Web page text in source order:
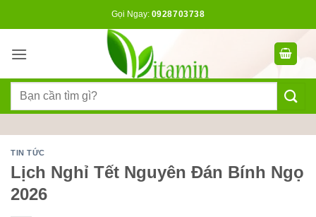
dung
Gọi Ngay: 0928703738
Tìm
TIN TỨC
Lịch Nghỉ Tết Nguyên Đán Bính Ngọ
2026